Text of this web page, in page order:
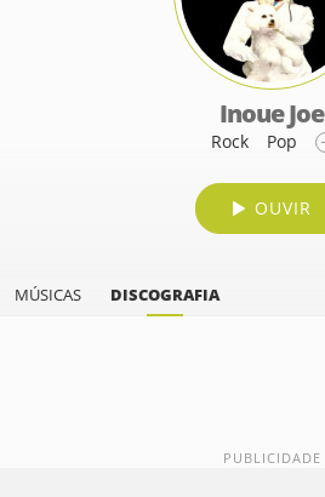
Inoue Joe
Rock Pop
OUVIR
MÚSICAS DISCOGRAFIA